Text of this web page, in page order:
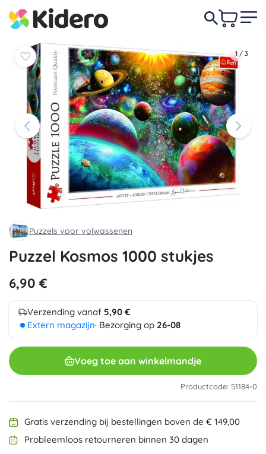
1 / 3
Puzzels voor volwassenen
Puzzel Kosmos 1000 stukjes
6,90 €
Verzending vanaf 5,90 €
Extern magazijn· Bezorging op 26-08
Voeg toe aan winkelmandje
Productcode: 51184-0
Gratis verzending bij bestellingen boven de € 149,00
Probleemloos retourneren binnen 30 dagen
6,90 €
In